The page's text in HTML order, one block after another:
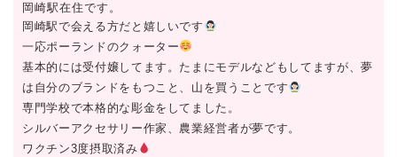
岡崎駅在住です。
岡崎駅で会える方だと嬉しいです
一応ポーランドのクォーター
基本的には受付嬢してます。たまにモデルなどもしてますが、夢
は自分のブランドをもつこと、山を買うことです
専門学校で本格的な彫金をしてました。
シルバーアクセサリー作家、農業経営者が夢です。
ワクチン3度摂取済み